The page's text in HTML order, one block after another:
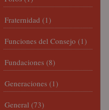
Fraternidad (1)
Funciones del Consejo (1)
Fundaciones (8)
Generaciones (1)
General (73)